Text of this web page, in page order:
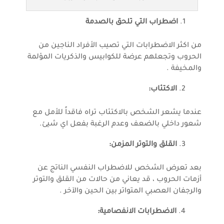
اضطراب التي تلحق بالصدمة
من اكثر الاضطرابات التي تصيب الأفراد الناجين من
الحروب وتجعلهم عرضة للكوابيس والذكريات المؤلمة
والمخيفة .
الاكتئاب:
عندما يشعر الشخص بالاكتئاب تراه فاقداً للأمل مع
شعور داخلي بالضعف وعدم الرغبة بفعل اي شيئ.
القلق والتوتر المزمن:
بعد تعرض الشخص للاضطراب النفسي الناتج عن
أزمات الحروب ، قد يعاني من حالات من القلق والتوتر
والرجفان العصبي المتواتر بين الحين والآخر .
الاضطرابات الانفصامية: